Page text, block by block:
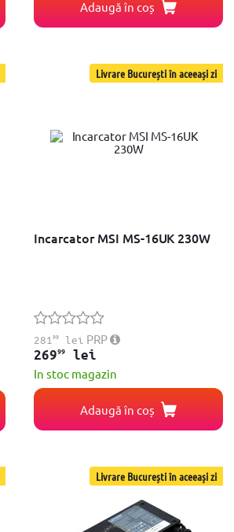
Adaugă în coș
Livrare București în aceeași zi
Incarcator MSI MS-16UK 230W
28199 lei PRP
26999
lei
In stoc magazin
Adaugă în coș
Livrare București în aceeași zi